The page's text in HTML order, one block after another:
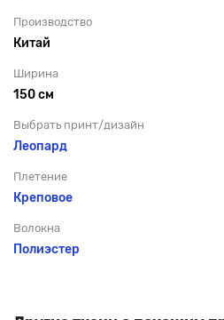
Производство
Китай
Ширина
150 см
Выбрать принт/дизайн
Леопард
Плетение
Креповое
Волокна
Полиэстер